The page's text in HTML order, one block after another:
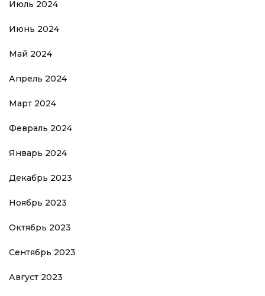
Июль 2024
Июнь 2024
Май 2024
Апрель 2024
Март 2024
Февраль 2024
Январь 2024
Декабрь 2023
Ноябрь 2023
Октябрь 2023
Сентябрь 2023
Август 2023